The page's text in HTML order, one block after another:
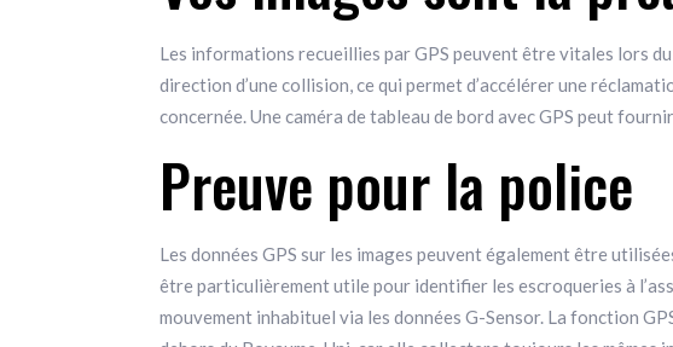
Les informations recueillies par GPS peuvent être vitales lors du
direction d’une collision, ce qui permet d’accélérer une
concernée. Une caméra de tableau de bord avec GPS peut
Preuve pour la police
Les données GPS sur les images peuvent également être
être particulièrement utile pour identifier les escroqueries à
mouvement inhabituel via les données G-Sensor. La fonction